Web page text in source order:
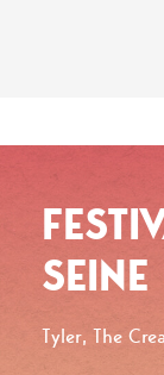
SEINE
Tyler, The